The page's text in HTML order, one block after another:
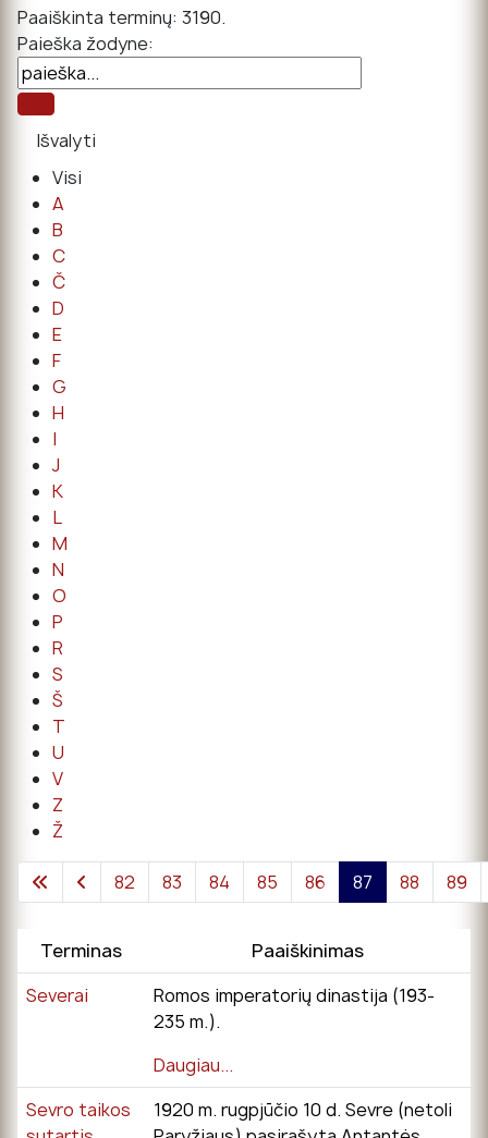
Paaiškinta terminų: 3190.
Paieška žodyne:
Visi
A
B
C
Č
D
E
F
G
H
I
J
K
L
M
N
O
P
R
S
Š
T
U
V
Z
Ž
82 83 84 85 86 87 88 89
Terminas
Paaiškinimas
Severai
Romos imperatorių dinastija (193-
235 m.).
Daugiau...
Sevro taikos
1920 m. rugpjūčio 10 d. Sevre (netoli